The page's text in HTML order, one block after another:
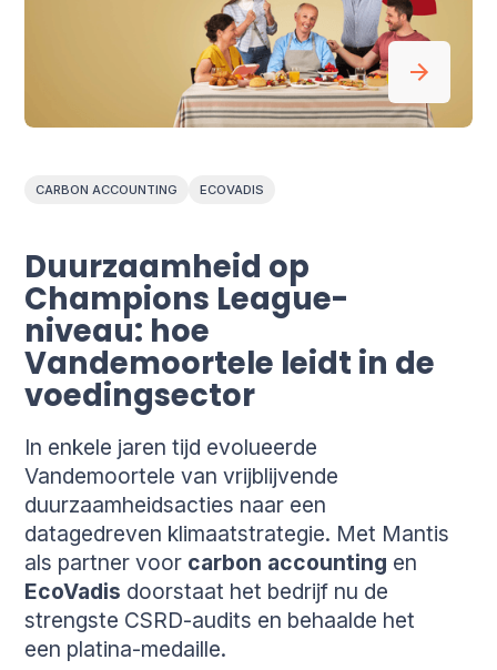
CARBON ACCOUNTING ECOVADIS
Duurzaamheid op
Champions League-
niveau: hoe
Vandemoortele leidt in de
voedingsector
In enkele jaren tijd evolueerde
Vandemoortele van vrijblijvende
duurzaamheidsacties naar een
datagedreven klimaatstrategie. Met Mantis
als partner voor carbon accounting en
EcoVadis doorstaat het bedrijf nu de
strengste CSRD-audits en behaalde het
een platina-medaille.